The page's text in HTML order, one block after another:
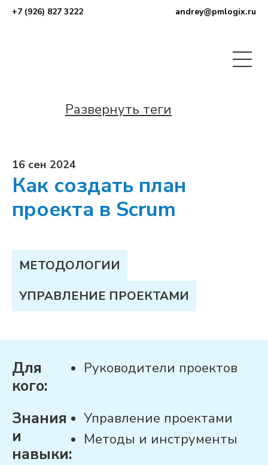
+7 (926) 827 3222 andrey@pmlogix.ru
Развернуть теги
16 сен 2024
Как создать план
проекта в Scrum
МЕТОДОЛОГИИ
УПРАВЛЕНИЕ ПРОЕКТАМИ
Для
кого:
Руководители проектов
Знания
и
навыки:
Управление проектами
Методы и инструменты